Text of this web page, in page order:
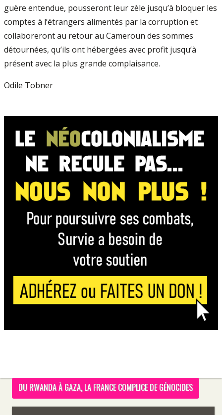
guère entendue, pousseront leur zèle jusqu’à bloquer les
comptes à l’étrangers alimentés par la corruption et
collaboreront au retour au Cameroun des sommes
détournées, qu’ils ont hébergées avec profit jusqu’à
présent avec la plus grande complaisance.
Odile Tobner
DU RWANDA À GAZA, LA FRANCE COMPLICE DE GÉNOCIDES